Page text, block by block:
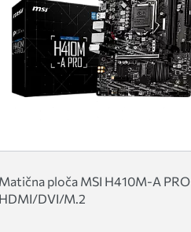
Matična ploča MSI H410M-A PRO
HDMI/DVI/M.2